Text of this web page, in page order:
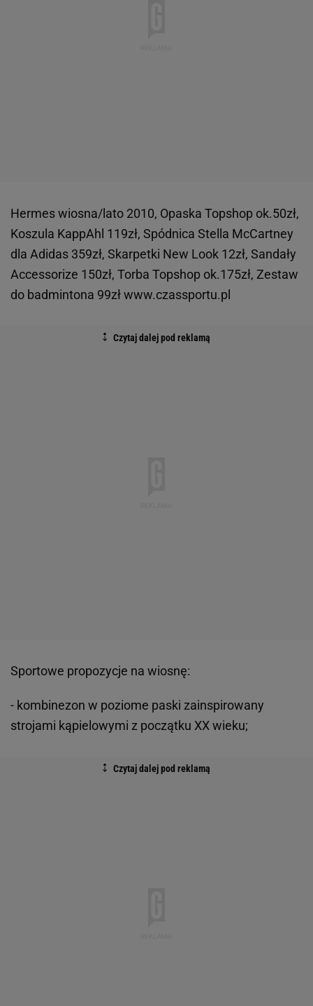
Hermes wiosna/lato 2010, Opaska Topshop ok.50zł,
Koszula KappAhl 119zł, Spódnica Stella McCartney
dla Adidas 359zł, Skarpetki New Look 12zł, Sandały
Accessorize 150zł, Torba Topshop ok.175zł, Zestaw
do badmintona 99zł www.czassportu.pl
Sportowe propozycje na wiosnę:
- kombinezon w poziome paski zainspirowany
strojami kąpielowymi z początku XX wieku;